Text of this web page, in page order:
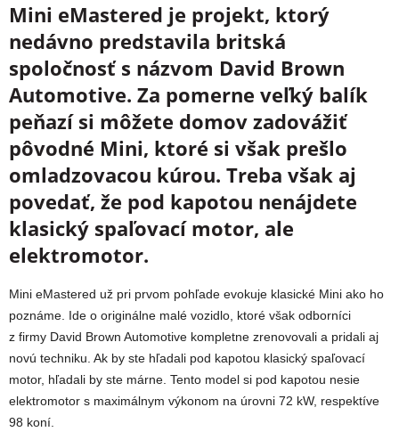
Mini eMastered je projekt, ktorý
nedávno predstavila britská
spoločnosť s názvom David Brown
Automotive. Za pomerne veľký balík
peňazí si môžete domov zadovážiť
pôvodné Mini, ktoré si však prešlo
omladzovacou kúrou. Treba však aj
povedať, že pod kapotou nenájdete
klasický spaľovací motor, ale
elektromotor.
Mini eMastered už pri prvom pohľade evokuje klasické Mini ako ho
poznáme. Ide o originálne malé vozidlo, ktoré však odborníci
z firmy David Brown Automotive kompletne zrenovovali a pridali aj
novú techniku. Ak by ste hľadali pod kapotou klasický spaľovací
motor, hľadali by ste márne. Tento model si pod kapotou nesie
elektromotor s maximálnym výkonom na úrovni 72 kW, respektíve
98 koní.